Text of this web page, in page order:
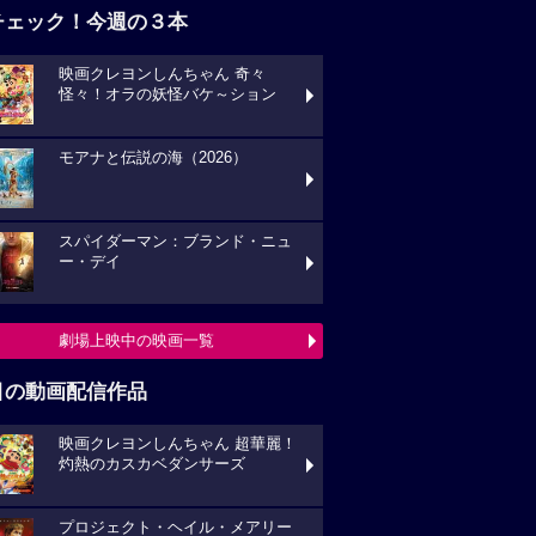
ェック！今週の３本
映画クレヨンしんちゃん 奇々
怪々！オラの妖怪バケ～ション
モアナと伝説の海（2026）
スパイダーマン：ブランド・ニュ
ー・デイ
劇場上映中の映画一覧
の動画配信作品
映画クレヨンしんちゃん 超華麗！
灼熱のカスカベダンサーズ
プロジェクト・ヘイル・メアリー